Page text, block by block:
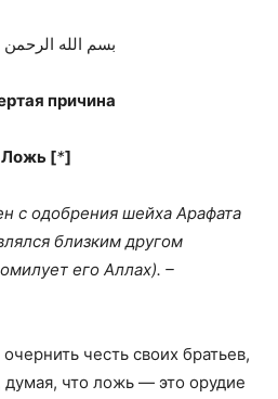
بسم الله الرحمن
причина
Ложь [*]
с одобрения шейха Арафата
близким другом
его Аллах). –
честь своих братьев,
думая, что ложь — это орудие